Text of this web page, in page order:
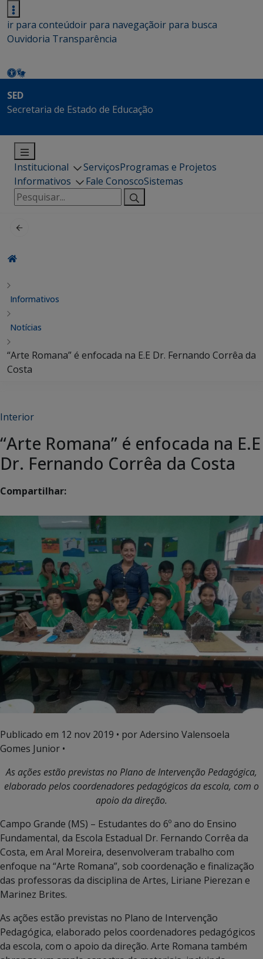
ir para conteúdoir para navegaçãoir para busca
Ouvidoria Transparência
SED
Secretaria de Estado de Educação
Institucional ServiçosProgramas e Projetos
Informativos
Fale ConoscoSistemas
Pesquisar
por:
Informativos
Notícias
“Arte Romana” é enfocada na E.E Dr. Fernando Corrêa da
Costa
Interior
“Arte Romana” é enfocada na E.E
Dr. Fernando Corrêa da Costa
Compartilhar:
Publicado em 12 nov 2019 • por Adersino Valensoela
Gomes Junior •
As ações estão previstas no Plano de Intervenção Pedagógica,
elaborado pelos coordenadores pedagógicos da escola, com o
apoio da direção.
Campo Grande (MS) – Estudantes do 6º ano do Ensino
Fundamental, da Escola Estadual Dr. Fernando Corrêa da
Costa, em Aral Moreira, desenvolveram trabalho com
enfoque na “Arte Romana”, sob coordenação e finalização
das professoras da disciplina de Artes, Liriane Pierezan e
Marinez Brites.
As ações estão previstas no Plano de Intervenção
Pedagógica, elaborado pelos coordenadores pedagógicos
da escola, com o apoio da direção. Arte Romana também